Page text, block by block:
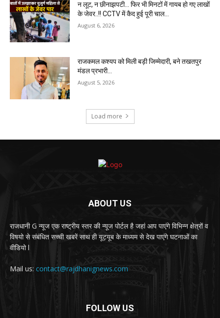
न लूट, न छीनाझपटी… फिर भी मिनटों में गायब हो गए लाखों
के जेवर..!! CCTV में कैद हुई पूरी चाल…
August 6, 2026
राजकमल कश्यप को मिली बड़ी जिम्मेदारी, बने तखतपुर
मंडल प्रभारी…
August 5, 2026
Load more
ABOUT US
राजधानी G न्यूज एक राष्ट्रीय स्तर की न्यूज पोर्टल है जहां आप पाएंगे विभिन्न क्षेत्रों व
विषयो से संबंधित सच्ची खबरें साथ ही यूट्यूब के माध्यम से देख पाएंगे घटनाओं का
वीडियो l
Mail us: contact@rajdhanignews.com
FOLLOW US